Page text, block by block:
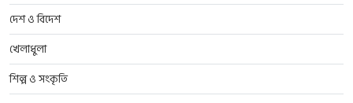
দেশ ও বিদেশ
খেলাধুলা
শিল্প ও সংকৃতি